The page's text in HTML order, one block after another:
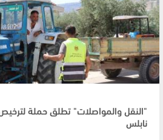
"النقل والمواصلات" تطلق حملة لترخيص
نابلس